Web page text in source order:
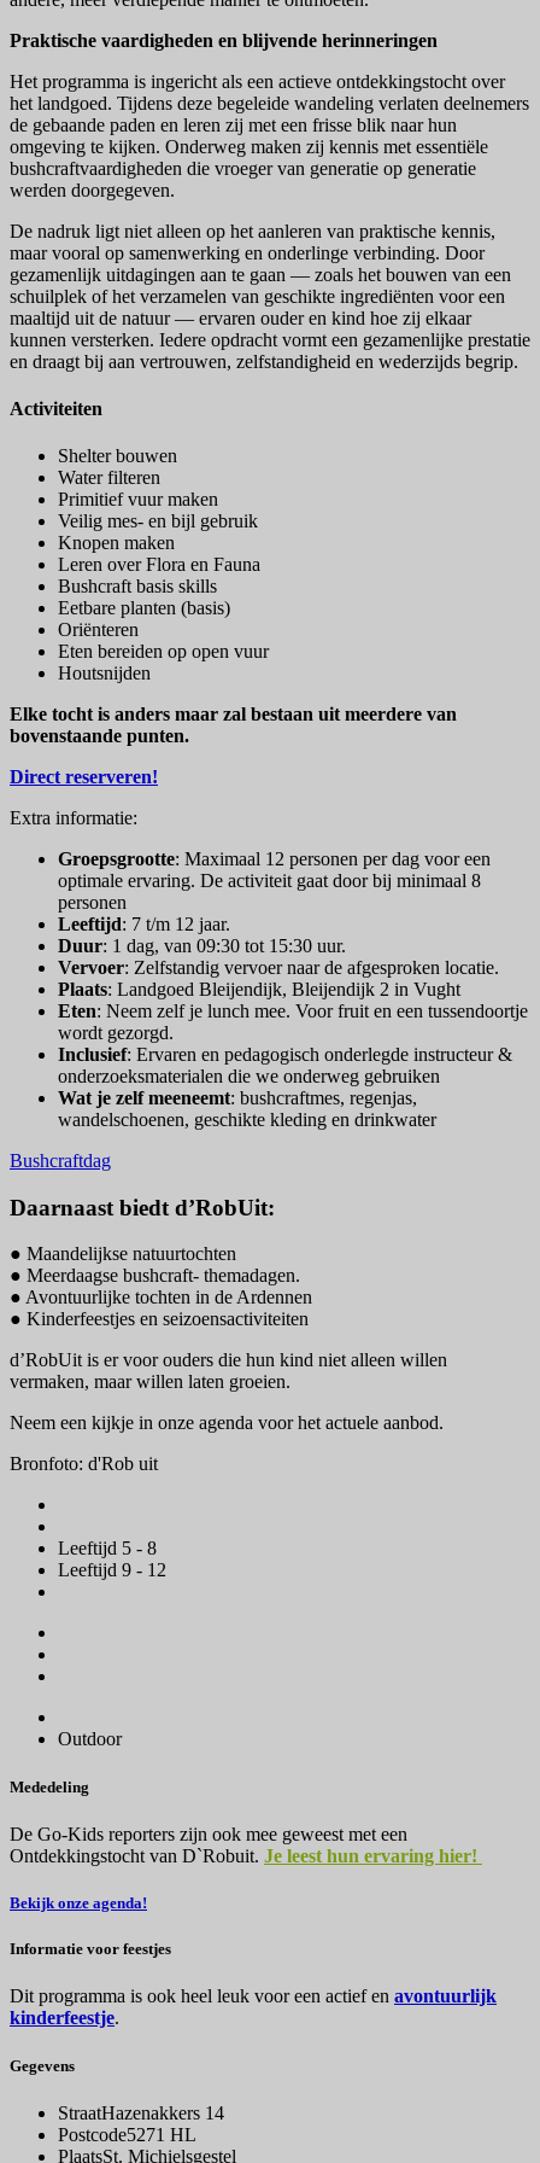
Praktische vaardigheden en blijvende herinneringen
Het programma is ingericht als een actieve ontdekkingstocht over
het landgoed. Tijdens deze begeleide wandeling verlaten deelnemers
de gebaande paden en leren zij met een frisse blik naar hun
omgeving te kijken. Onderweg maken zij kennis met essentiële
bushcraftvaardigheden die vroeger van generatie op generatie
werden doorgegeven.
De nadruk ligt niet alleen op het aanleren van praktische kennis,
maar vooral op samenwerking en onderlinge verbinding. Door
gezamenlijk uitdagingen aan te gaan — zoals het bouwen van een
schuilplek of het verzamelen van geschikte ingrediënten voor een
maaltijd uit de natuur — ervaren ouder en kind hoe zij elkaar
kunnen versterken. Iedere opdracht vormt een gezamenlijke prestatie
en draagt bij aan vertrouwen, zelfstandigheid en wederzijds begrip.
Activiteiten
Shelter bouwen
Water filteren
Primitief vuur maken
Veilig mes- en bijl gebruik
Knopen maken
Leren over Flora en Fauna
Bushcraft basis skills
Eetbare planten (basis)
Oriënteren
Eten bereiden op open vuur
Houtsnijden
Elke tocht is anders maar zal bestaan uit meerdere van
bovenstaande punten.
Direct reserveren!
Extra informatie:
Groepsgrootte: Maximaal 12 personen per dag voor een
optimale ervaring. De activiteit gaat door bij minimaal 8
personen
Leeftijd: 7 t/m 12 jaar.
Duur: 1 dag, van 09:30 tot 15:30 uur.
Vervoer: Zelfstandig vervoer naar de afgesproken locatie.
Plaats: Landgoed Bleijendijk, Bleijendijk 2 in Vught
Eten: Neem zelf je lunch mee. Voor fruit en een tussendoortje
wordt gezorgd.
Inclusief: Ervaren en pedagogisch onderlegde instructeur &
onderzoeksmaterialen die we onderweg gebruiken
Wat je zelf meeneemt: bushcraftmes, regenjas,
wandelschoenen, geschikte kleding en drinkwater
Bushcraftdag
Daarnaast biedt d’RobUit:
● Maandelijkse natuurtochten
● Meerdaagse bushcraft- themadagen.
● Avontuurlijke tochten in de Ardennen
● Kinderfeestjes en seizoensactiviteiten
d’RobUit is er voor ouders die hun kind niet alleen willen
vermaken, maar willen laten groeien.
Neem een kijkje in onze agenda voor het actuele aanbod.
Bronfoto: d'Rob uit
Leeftijd 5 - 8
Leeftijd 9 - 12
Outdoor
Mededeling
De Go-Kids reporters zijn ook mee geweest met een
Ontdekkingstocht van D`Robuit. Je leest hun ervaring hier!
Bekijk onze agenda!
Informatie voor feestjes
Dit programma is ook heel leuk voor een actief en avontuurlijk
kinderfeestje.
Gegevens
StraatHazenakkers 14
Postcode5271 HL
PlaatsSt. Michielsgestel